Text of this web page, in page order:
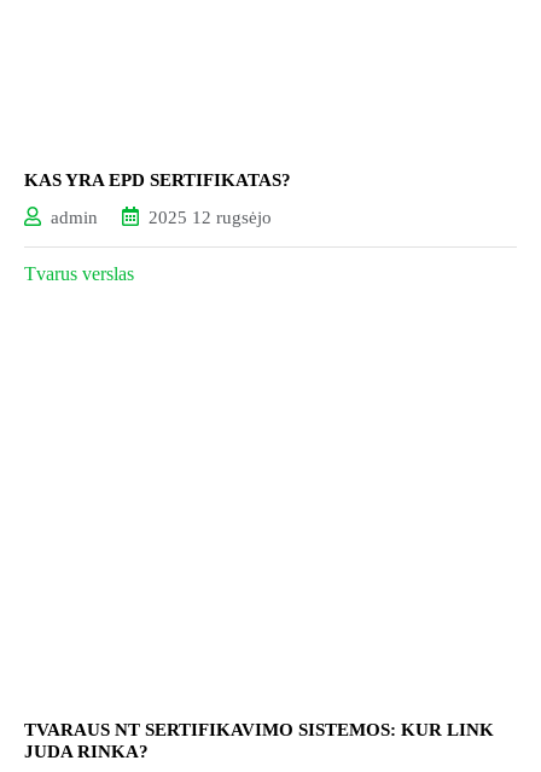
KAS YRA EPD SERTIFIKATAS?
admin
2025 12 rugsėjo
Tvarus verslas
TVARAUS NT SERTIFIKAVIMO SISTEMOS: KUR LINK
JUDA RINKA?